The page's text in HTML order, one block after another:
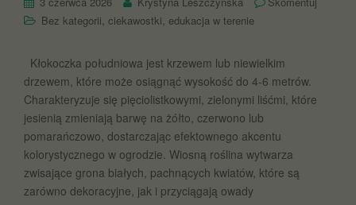
Bez kategorii, ciekawostki, edukacja w terenie
Kłokoczka południowa jest krzewem lub niewielkim
drzewem, które może osiągnąć wysokość do 4-6 metrów.
Charakteryzuje się pięciolistkowymi, zielonymi liśćmi, które
jesienią zmieniają barwę na żółto, czerwono lub
pomarańczowo, dostarczając efektownego akcentu
kolorystycznego w ogrodzie. Wiosną roślina wytwarza
zwisające grona białych, pachnących kwiatów, które są
zarówno dekoracyjne, jak i przyciągają owady